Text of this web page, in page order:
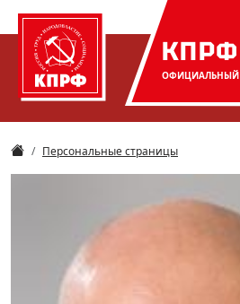
КПРФ
ОФИЦИАЛЬНЫЙ
Персональные страницы